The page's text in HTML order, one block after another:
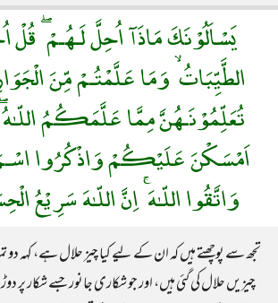
يَسْاَلُوْنَكَ مَاذَآ اُحِلَّ لَـهُـمْ
الطَّيِّبَاتُ ۙ وَمَا عَلَّمْتُـمْ مِّنَ
تُعَلِّمُوْنَـهُنَّ مِمَّا عَلَّمَكُمُ
اَمْسَكْنَ عَلَيْكُمْ وَاذْكُرُوا اسْـمَ
وَاتَّقُوا اللّـٰهَ ۚ اِنَّ اللّـٰهَ سَرِيْعُ
تجھ سے پوچھتے ہیں کہ ان کے لیے کیا چیز حلال ہے، کہہ
چیزیں حلال کی گئی ہیں، اور جو شکاری جانور جسے شکار پر